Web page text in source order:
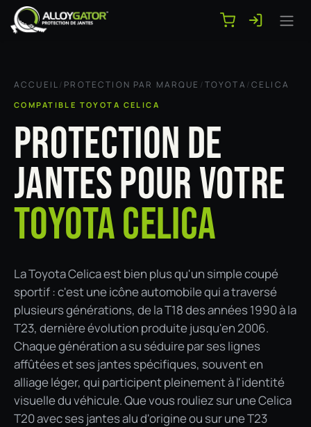
Se rendre au contenu
ACCUEIL/ PROTECTION PAR MARQUE /TOYOTA /CELICA
COMPATIBLE TOYOTA CELICA
PROTECTION DE
JANTES POUR VOTRE
TOYOTA CELICA
La Toyota Celica est bien plus qu'un simple coupé
sportif : c'est une icône automobile qui a traversé
plusieurs générations, de la T18 des années 1990 à la
T23, dernière évolution produite jusqu'en 2006.
Chaque génération a su séduire par ses lignes
affûtées et ses jantes spécifiques, souvent en
alliage léger, qui participent pleinement à l'identité
visuelle du véhicule. Que vous rouliez sur une Celica
T20 avec ses jantes alu d'origine ou sur une T23